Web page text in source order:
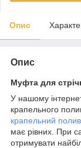
Опис
Опис
Муфта для
У нашому
крапельного
крапельний полив
має рівних. При
отримувати